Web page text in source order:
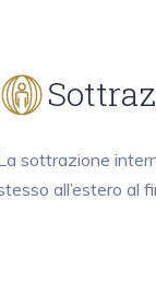
sottrazione
all’estero al